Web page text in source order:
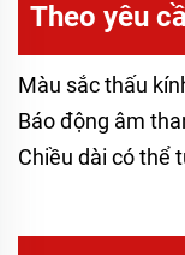
Theo yêu
Màu sắc thấu
Báo động âm
Chiều dài có thể